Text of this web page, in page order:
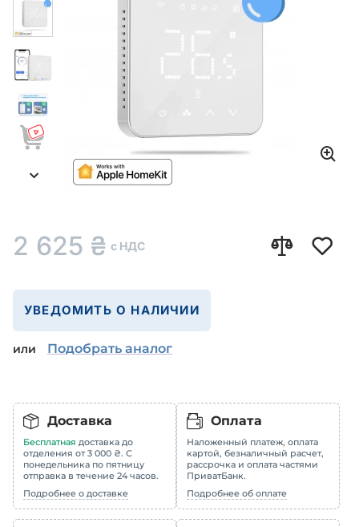
2 625 ₴ с НДС
УВЕДОМИТЬ О НАЛИЧИИ
или Подобрать аналог
Доставка
Бесплатная доставка до
отделения от 3 000 ₴. С
понедельника по пятницу
отправка в течение 24 часов.
Подробнее о доставке
Оплата
Наложенный платеж, оплата
картой, безналичный расчет,
рассрочка и оплата частями
ПриватБанк.
Подробнее об оплате